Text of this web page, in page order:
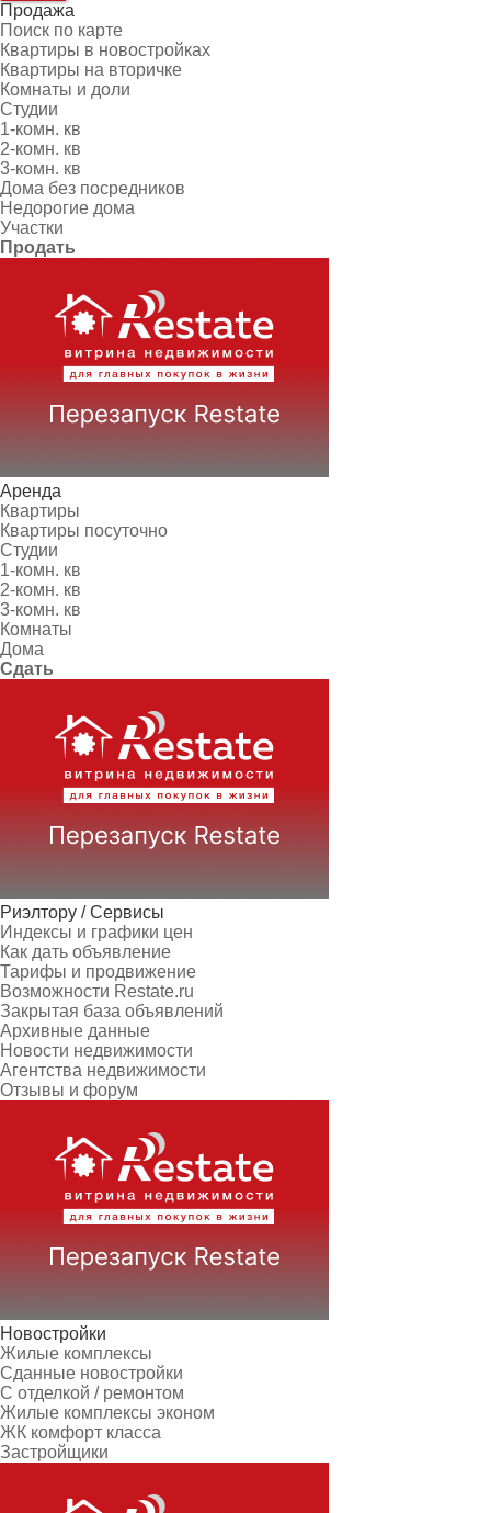
Продажа
Поиск по карте
Квартиры в новостройках
Квартиры на вторичке
Комнаты и доли
Студии
1-комн. кв
2-комн. кв
3-комн. кв
Дома без посредников
Недорогие дома
Участки
Продать
Аренда
Квартиры
Квартиры посуточно
Студии
1-комн. кв
2-комн. кв
3-комн. кв
Комнаты
Дома
Сдать
Риэлтору / Сервисы
Индексы и графики цен
Как дать объявление
Тарифы и продвижение
Возможности Restate.ru
Закрытая база объявлений
Архивные данные
Новости недвижимости
Агентства недвижимости
Отзывы и форум
Новостройки
Жилые комплексы
Сданные новостройки
С отделкой / ремонтом
Жилые комплексы эконом
ЖК комфорт класса
Застройщики